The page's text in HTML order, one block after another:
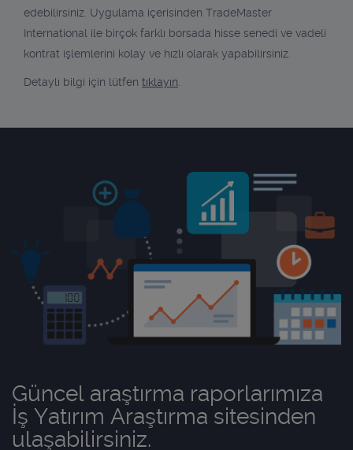
edebilirsiniz. Uygulama içerisinden TradeMaster
International ile birçok farklı borsada hisse senedi ve vadeli
kontrat işlemlerini kolay ve hızlı olarak yapabilirsiniz.
Detaylı bilgi için lütfen tıklayın.
Güncel araştırma raporlarımıza
İş Yatırım Araştırma sitesinden
ulaşabilirsiniz.